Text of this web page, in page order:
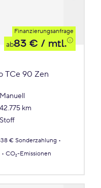
Finanzierungsanfrage
ab83 € / mtl.
TCe 90 Zen
Manuell
42.775 km
Stoff
€ Sonderzahlung
CO₂-Emissionen